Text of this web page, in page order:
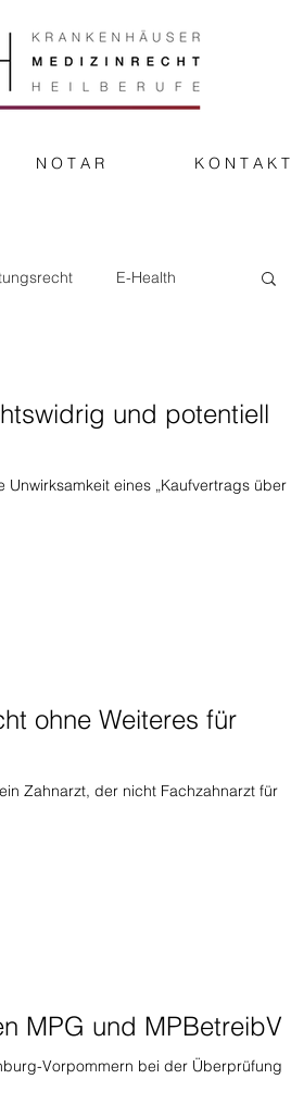
N O T A R K O N T A K T
E-Health
und potentiell
eines „Kaufvertrags über
ohne Weiteres für
Zahnarzt, der nicht Fachzahnarzt für
MPG und MPBetreibV
Vorpommern bei der Überprüfung